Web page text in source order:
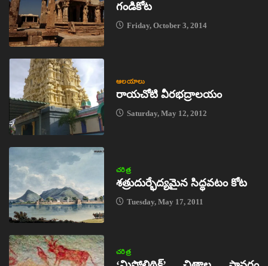
గండికోట
Friday, October 3, 2014
ఆలయాలు
రాయచోటి వీరభద్రాలయం
Saturday, May 12, 2012
చరిత్ర
శత్రుదుర్భేద్యమైన సిద్ధవటం కోట
Tuesday, May 17, 2011
చరిత్ర